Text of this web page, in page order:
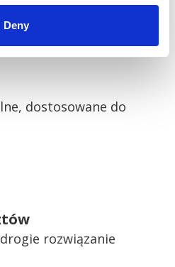
Deny
dostosowane do
rozwiązanie